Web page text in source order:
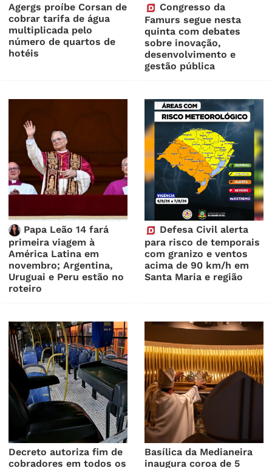
Agergs proíbe Corsan de
cobrar tarifa de água
multiplicada pelo
número de quartos de
hotéis
Congresso da
Famurs segue nesta
quinta com debates
sobre inovação,
desenvolvimento e
gestão pública
Papa Leão 14 fará
primeira viagem à
América Latina em
novembro; Argentina,
Uruguai e Peru estão no
roteiro
Defesa Civil alerta
para risco de temporais
com granizo e ventos
acima de 90 km/h em
Santa Maria e região
Decreto autoriza fim de
cobradores em todos os
Basílica da Medianeira
inaugura coroa de 5